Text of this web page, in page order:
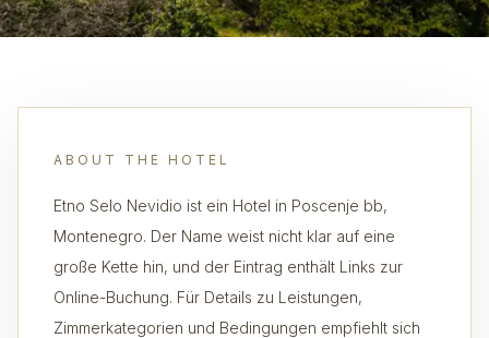
ABOUT THE HOTEL
Etno Selo Nevidio ist ein Hotel in Poscenje bb,
Montenegro. Der Name weist nicht klar auf eine
große Kette hin, und der Eintrag enthält Links zur
Online-Buchung. Für Details zu Leistungen,
Zimmerkategorien und Bedingungen empfiehlt sich